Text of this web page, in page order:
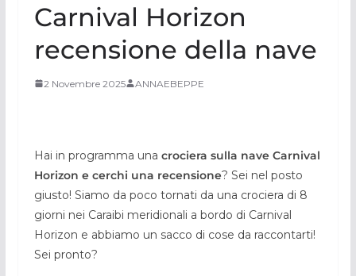
Carnival Horizon
recensione della nave
2 Novembre 2025 ANNAEBEPPE
Hai in programma una crociera sulla nave Carnival
Horizon e cerchi una recensione? Sei nel posto
giusto! Siamo da poco tornati da una crociera di 8
giorni nei Caraibi meridionali a bordo di Carnival
Horizon e abbiamo un sacco di cose da raccontarti!
Sei pronto?